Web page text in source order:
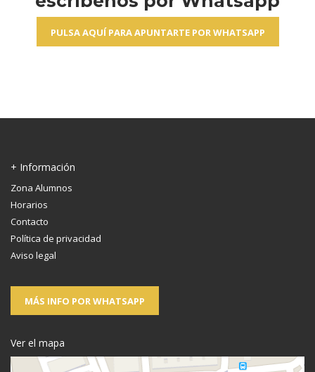
PULSA AQUÍ PARA APUNTARTE POR WHATSAPP
+ Información
Zona Alumnos
Horarios
Contacto
Política de privacidad
Aviso legal
MÁS INFO POR WHATSAPP
Ver el mapa